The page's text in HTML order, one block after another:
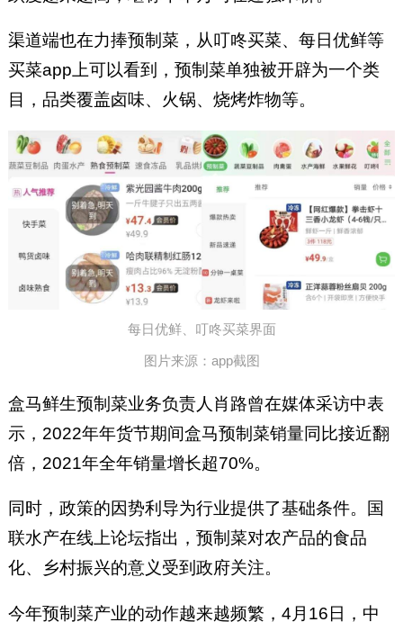
渠道端也在力捧预制菜，从叮咚买菜、每日优鲜等
买菜app上可以看到，预制菜单独被开辟为一个类
目，品类覆盖卤味、火锅、烧烤炸物等。
每日优鲜、叮咚买菜界面
图片来源：app截图
盒马鲜生预制菜业务负责人肖路曾在媒体采访中表
示，2022年年货节期间盒马预制菜销量同比接近翻
倍，2021年全年销量增长超70%。
同时，政策的因势利导为行业提供了基础条件。国
联水产在线上论坛指出，预制菜对农产品的食品
化、乡村振兴的意义受到政府关注。
今年预制菜产业的动作越来越频繁，4月16日，中